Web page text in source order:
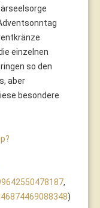
einzelnen
so den
aber
besondere
,
)